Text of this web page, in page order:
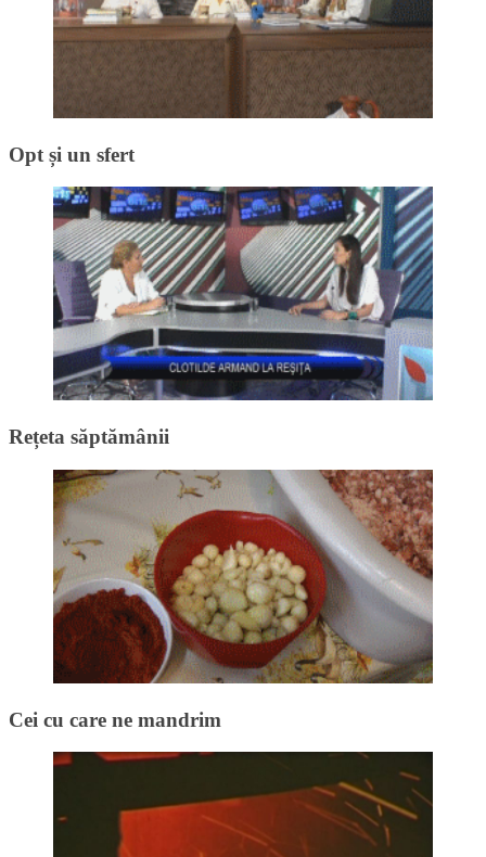
Opt și un sfert
Rețeta săptămânii
Cei cu care ne mandrim